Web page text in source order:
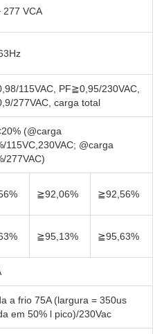
277 VCA
115VAC, PF≧0,95/230VAC,
277VAC, carga total
(@carga
115VC,230VAC; @carga
277VAC)
≧92,06% ≧92,56%
≧95,13% ≧95,63%
a frio 75A (largura = 350us
em 50% l pico)/230Vac